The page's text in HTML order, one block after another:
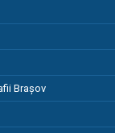
Brașov